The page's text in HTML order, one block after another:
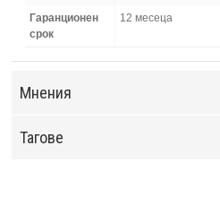
Гаранционен
срок
12 месеца
Мнения
Тагове